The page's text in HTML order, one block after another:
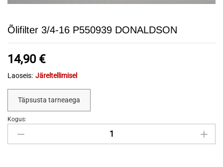
Õlifilter 3/4-16 P550939 DONALDSON
14,90 €
Laoseis: Järeltellimisel
Täpsusta tarneaega
Õlifilter
3/4-
Kogus: